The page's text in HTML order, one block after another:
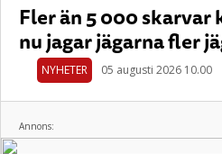
Fler än 5 000 skarvar
nu jagar jägarna fler
NYHETER 05 augusti 2026 10.00
Annons: